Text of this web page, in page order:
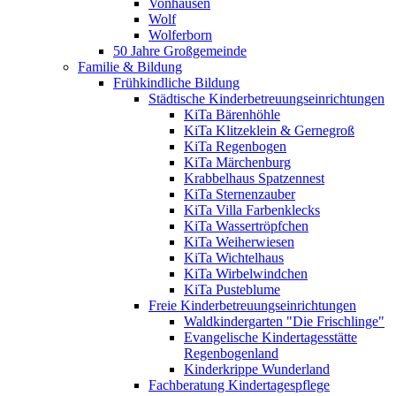
Vonhausen
Wolf
Wolferborn
50 Jahre Großgemeinde
Familie & Bildung
Frühkindliche Bildung
Städtische Kinderbetreuungseinrichtungen
KiTa Bärenhöhle
KiTa Klitzeklein & Gernegroß
KiTa Regenbogen
KiTa Märchenburg
Krabbelhaus Spatzennest
KiTa Sternenzauber
KiTa Villa Farbenklecks
KiTa Wassertröpfchen
KiTa Weiherwiesen
KiTa Wichtelhaus
KiTa Wirbelwindchen
KiTa Pusteblume
Freie Kinderbetreuungseinrichtungen
Waldkindergarten "Die Frischlinge"
Evangelische Kindertagesstätte
Regenbogenland
Kinderkrippe Wunderland
Fachberatung Kindertagespflege